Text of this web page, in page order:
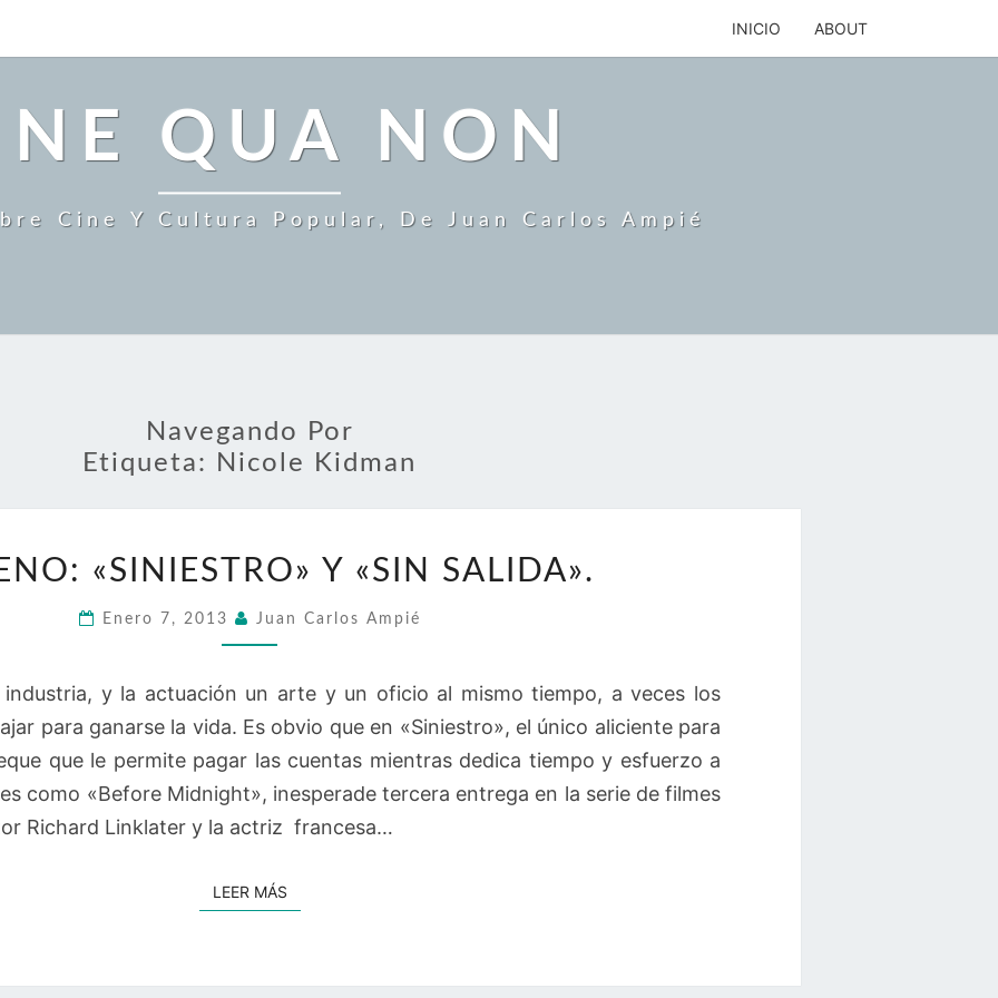
INICIO ABOUT
QUA NON
Cine Y Cultura Popular, De Juan Carlos Ampié
Navegando Por
Etiqueta:
Nicole Kidman
«SINIESTRO»
Y
«SIN
«SINIESTRO» Y «SIN SALIDA».
Enero 7, 2013 Juan Carlos Ampié
y la actuación un arte y un oficio al mismo tiempo, a veces los
para ganarse la vida. Es obvio que en «Siniestro», el único aliciente para
que le permite pagar las cuentas mientras dedica tiempo y esfuerzo a
como «Before Midnight», inesperade tercera entrega en la serie de filmes
Richard Linklater y la actriz francesa…
LEER MÁSLEER MÁS